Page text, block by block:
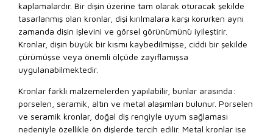
kaplamalardır. Bir dişin üzerine tam olarak oturacak şekilde
tasarlanmış olan kronlar, dişi kırılmalara karşı korurken aynı
zamanda dişin işlevini ve görsel görünümünü iyileştirir.
Kronlar, dişin büyük bir kısmı kaybedilmişse, ciddi bir şekilde
çürümüşse veya önemli ölçüde zayıflamışsa
uygulanabilmektedir.
Kronlar farklı malzemelerden yapılabilir, bunlar arasında:
porselen, seramik, altın ve metal alaşımları bulunur. Porselen
ve seramik kronlar, doğal diş rengiyle uyum sağlaması
nedeniyle özellikle ön dişlerde tercih edilir. Metal kronlar ise